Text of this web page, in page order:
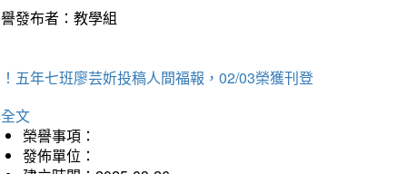
發布者：教學組
五年七班廖芸妡投稿人間福報，02/03榮獲刊登
文
榮譽事項：
發佈單位：